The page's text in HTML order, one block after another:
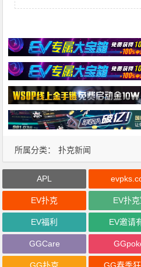
所属分类： 扑克新闻
APL
EV扑克 EV扑
EV福利 EV邀请
GGCare